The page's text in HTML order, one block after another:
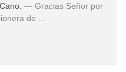
— Gracias Señor por
de ...